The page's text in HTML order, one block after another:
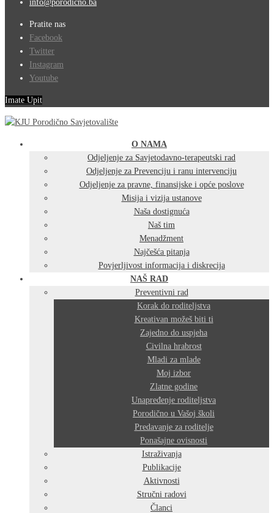
info@porodicno.ba
Pratite nas
Facebook
Twitter
Instagram
Youtube
Imate Upit
O NAMA
Odjeljenje za Savjetodavno-terapeutski rad
Odjeljenje za Prevenciju i ranu intervenciju
Odjeljenje za pravne, finansijske i opće poslove
Misija i vizija ustanove
Naša dostignuća
Naš tim
Menadžment
Najčešća pitanja
Povjerljivost informacija i diskrecija
NAŠ RAD
Preventivni rad
Korak do roditeljstva
Kreativan možeš biti ti
Zajedno do uspjeha
Civilna hrabrost
Mladi za mlade
Moj izbor
Zlatne godine
Unapređenje roditeljstva
Porodično u Vašoj školi
Predavanje za roditelje
Ponašajne ovisnosti
Istraživanja
Publikacije
Aktivnosti
Stručni radovi
Članci